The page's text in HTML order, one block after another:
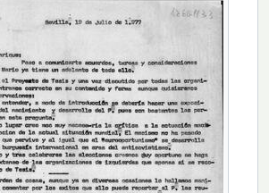
- Carta de Enrique Líster al Comité Provincial del Partido en Sevilla en la que informa sobre la participación y celebración del X Congreso.
45 - Respuesta de Manolo a la carta de Enrique Lister del 4 de diciembre.
de Enrique Líster a todas las organizaciones y comités del partido en la que informa sobre la preparación del Congreso.
del Secretariado de Organización del Comité Provincial de Sevilla del PCOE a las Secretarias de Organización en la que especifica las tareas a realizar.
48 - Carta en la que se solicita la liquidación de 1977.
49 - Carta de Manuel Góngora a Manolo.
la Secretaría de Prensa y Propaganda del PCOE al Secretario del Comité de la Organización del PCOE en Sevilla en la que le informa sobre la constitución de la secretaría
de Organización del Comité Central del PCOE al Comité de la Organización del PCOE en Sevilla en la que le informa sobre la edición del libro de Enrique Líster “¡Basta!”. Acompaña invitación y hoja de pedido.
del Comité Provincial de Sevilla del PCOE al director de ABC de Sevilla en la que aclara la posición del Comité respecto a un artículo publicado en ese diario.